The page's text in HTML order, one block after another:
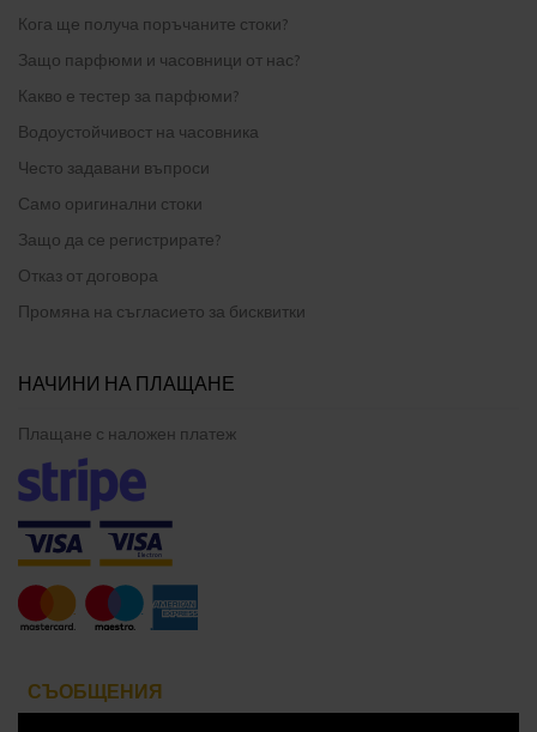
Кога ще получа поръчаните стоки?
Защо парфюми и часовници от нас?
Какво е тестер за парфюми?
Водоустойчивост на часовника
Често задавани въпроси
Само оригинални стоки
Защо да се регистрирате?
Отказ от договора
Промяна на съгласието за бисквитки
НАЧИНИ НА ПЛАЩАНЕ
Плащане с наложен платеж
СЪОБЩЕНИЯ